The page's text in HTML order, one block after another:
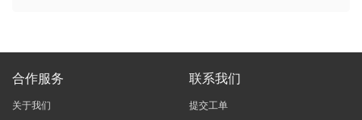
合作服务
关于我们
联系我们
提交工单